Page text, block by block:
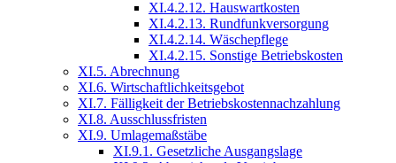
XI.4.2.12. Hauswartkosten
XI.4.2.13. Rundfunkversorgung
XI.4.2.14. Wäschepflege
XI.4.2.15. Sonstige Betriebskosten
XI.5. Abrechnung
XI.6. Wirtschaftlichkeitsgebot
XI.7. Fälligkeit der Betriebskostennachzahlung
XI.8. Ausschlussfristen
XI.9. Umlagemaßstäbe
XI.9.1. Gesetzliche Ausgangslage